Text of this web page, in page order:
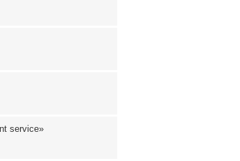
service